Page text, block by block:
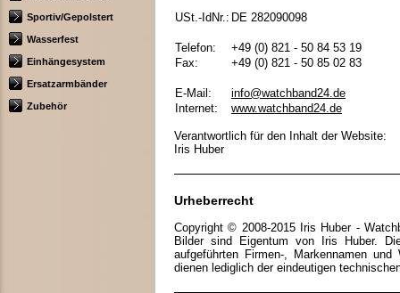
Sportiv/Gepolstert
Wasserfest
Einhängesystem
Ersatzarmbänder
Zubehör
USt.-IdNr.: DE 282090098
Telefon:
+49 (0) 821 - 50 84 53 19
Fax:
+49 (0) 821 - 50 85 02 83
E-Mail:
info@watchband24.de
Internet:
www.watchband24.de
Verantwortlich für den Inhalt der Website:
Iris Huber
Urheberrecht
Copyright © 2008-2015 Iris Huber -
Bilder sind Eigentum von Iris Huber.
aufgeführten Firmen-, Markennamen
dienen lediglich der eindeutigen